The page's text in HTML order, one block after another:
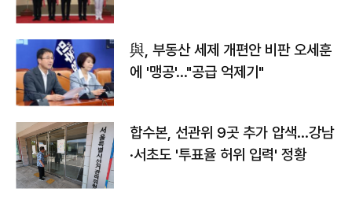
與, 부동산 세제 개편안 비판 오세훈
에 '맹공'…"공급 억제기"
합수본, 선관위 9곳 추가 압색…강남
·서초도 '투표율 허위 입력' 정황